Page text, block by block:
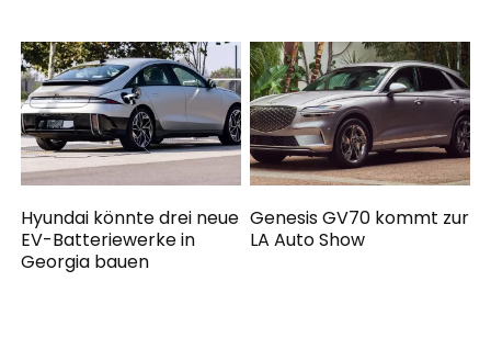
Hyundai könnte drei neue
EV-Batteriewerke in
Georgia bauen
Genesis GV70 kommt zur
LA Auto Show